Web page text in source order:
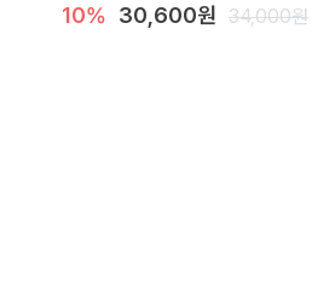
10% 30,600원 34,000원